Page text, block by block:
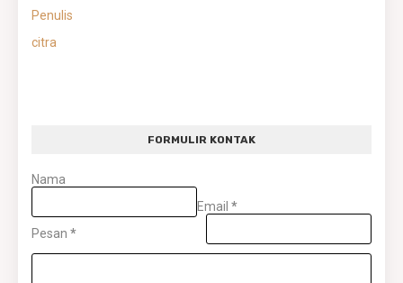
Penulis
citra
FORMULIR KONTAK
Nama
Email *
Pesan *